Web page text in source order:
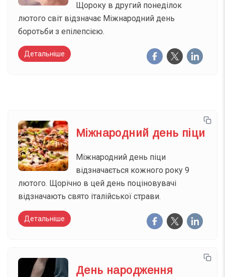
Щороку в другий понеділок
лютого світ відзначає Міжнародний день
боротьби з епілепсією.
Детальніше
Міжнародний день піци
Міжнародний день піци
відзначається кожного року 9
лютого. Щорічно в цей день поціновувачі
відзначають свято італійської страви.
Детальніше
День народження